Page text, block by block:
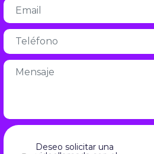
Deseo solicitar una